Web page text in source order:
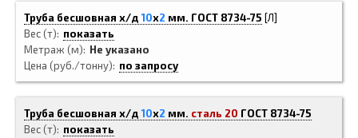
Труба бесшовная х/д10x2 мм. ГОСТ 8734-75 [Л]
Вес (т)
показать
Метраж (м)
Не указано
Цена (руб./тонну)
по запросу
Труба бесшовная х/д10x2 мм. сталь 20 ГОСТ 8734-75
Вес (т)
показать